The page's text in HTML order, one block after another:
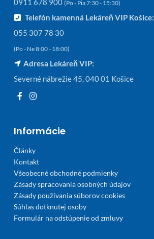
(Po - Pia 7:30 - 15:30)
Telefón kamenná Lekáreň VIP Košice:
055 307 78 30
(Po - Ne 8:00 - 18:00)
Adresa Lekáreň VIP:
Severné nábrežie 45, 040 01 Košice
Informácie
Články
Kontakt
Všeobecné obchodné podmienky
Zásady spracovania osobných údajov
Zásady používania súborov cookies
Súhlas dotknutej osoby
Formulár na odstúpenie od zmluvy